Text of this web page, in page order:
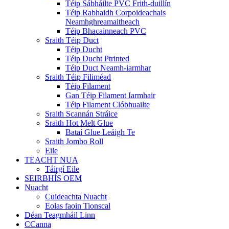
Téip Sábháilte PVC Frith-duillín
Téip Rabhaidh Corpoideachais
Neamhghreamaitheach
Téip Bhacainneach PVC
Sraith Téip Duct
Téip Ducht
Téip Ducht Ptrinted
Téip Duct Neamh-iarmhar
Sraith Téip Filiméad
Téip Filament
Gan Téip Filament Iarmhair
Téip Filament Clóbhuailte
Sraith Scannán Stráice
Sraith Hot Melt Glue
Bataí Glue Leáigh Te
Sraith Jombo Roll
Eile
TEACHT NUA
Táirgí Eile
SEIRBHÍS OEM
Nuacht
Cuideachta Nuacht
Eolas faoin Tionscal
Déan Teagmháil Linn
CCanna